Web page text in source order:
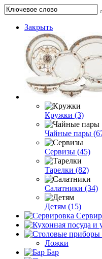
Закрыть
Кружки (3)
Чайные пары
Сервизы (45)
Тарелки (82)
Салатники (34)
Детям (15)
Ложки
Бар